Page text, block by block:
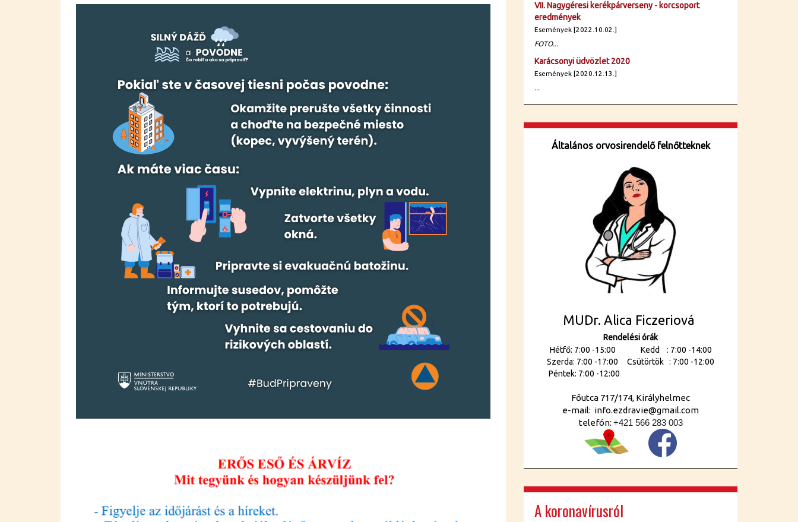
VII. Nagygéresi kerékpárverseny - korcsoport
eredmények
Események [2022.10.02.]
FOTO...
Karácsonyi üdvözlet 2020
Események [2020.12.13.]
...
Általános orvosirendelő felnőtteknek
MUDr. Alica Ficzeriová
Rendelési órák
Hétfő: 7:00 -15:00 Kedd : 7:00 -14:00
Szerda: 7:00 -17:00 Csütörtök : 7:00 -12:00
Péntek: 7:00 -12:00
Főutca 717/174, Királyhelmec
e-mail: info.ezdravie@gmail.com
telefón: +421 566 283 003
A koronavírusról